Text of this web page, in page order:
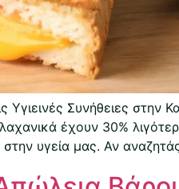
Συνήθειες στην
έχουν 30%
υγεία μας. Αν